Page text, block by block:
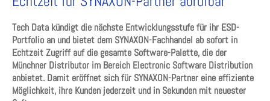
Tech Data kündigt die nächste Entwicklungsstufe für ihr ESD-
Portfolio an und bietet dem SYNAXON-Fachhandel ab sofort in
Echtzeit Zugriff auf die gesamte Software-Palette, die der
Münchner Distributor im Bereich Electronic Software Distribution
anbietet. Damit eröffnet sich für SYNAXON-Partner eine effiziente
Möglichkeit, ihre Kunden jederzeit und in Sekunden mit neuester